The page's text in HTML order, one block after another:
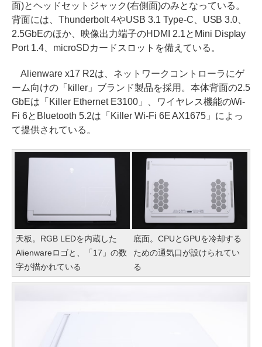
面)とヘッドセットジャック(右側面)のみとなっている。
背面には、Thunderbolt 4やUSB 3.1 Type-C、USB 3.0、
2.5GbEのほか、映像出力端子のHDMI 2.1とMini Display
Port 1.4、microSDカードスロットを備えている。
Alienware x17 R2は、ネットワークコントローラにゲ
ーム向けの「killer」ブランド製品を採用。本体背面の2.5
GbEは「Killer Ethernet E3100」、ワイヤレス機能のWi-
Fi 6とBluetooth 5.2は「Killer Wi-Fi 6E AX1675」によっ
て提供されている。
天板。RGB LEDを内蔵した
Alienwareロゴと、「17」の数
字が描かれている
底面。CPUとGPUを冷却する
ための通気口が設けられてい
る